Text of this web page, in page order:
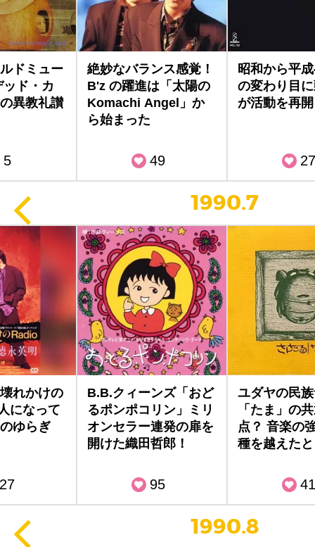
ドミュー
ド・カ
異教礼讃
5
絶妙なバランス感覚！
B'z の躍進は「太陽の
Komachi Angel」か
ら始まった
49
昭和から平
の変わり目
が活動を再
27
1990.7
れかけの
になって
ゆらぎ
27
B.B.クィーンズ「おど
るポンポコリン」ミリ
オンセラー連発の扉を
開けた織田哲郎！
95
ユダヤの民
「たま」の
点？ 音楽の
種を越えた
41
1990.8